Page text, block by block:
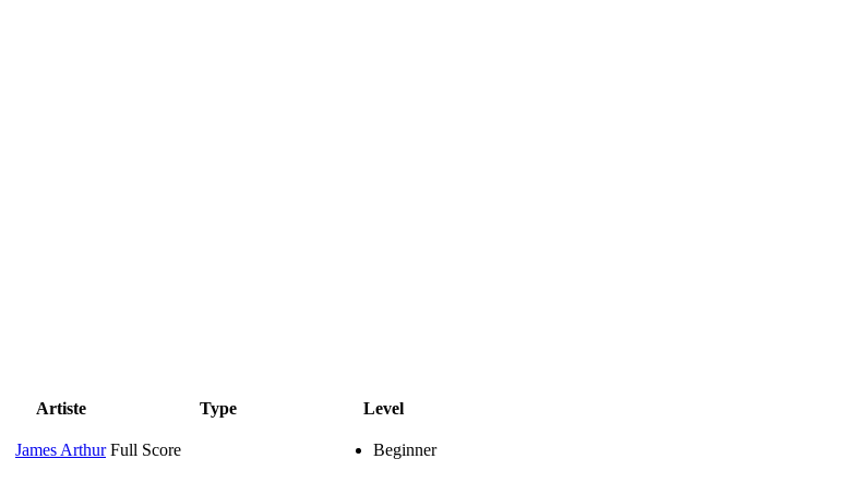
Artiste Type Level
James Arthur Full Score Beginner